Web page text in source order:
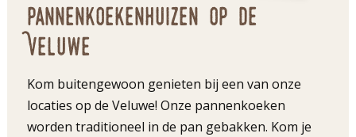
Pannenkoekenhuizen op de
Veluwe
Kom buitengewoon genieten bij een van onze
locaties op de Veluwe! Onze pannenkoeken
worden traditioneel in de pan gebakken. Kom je